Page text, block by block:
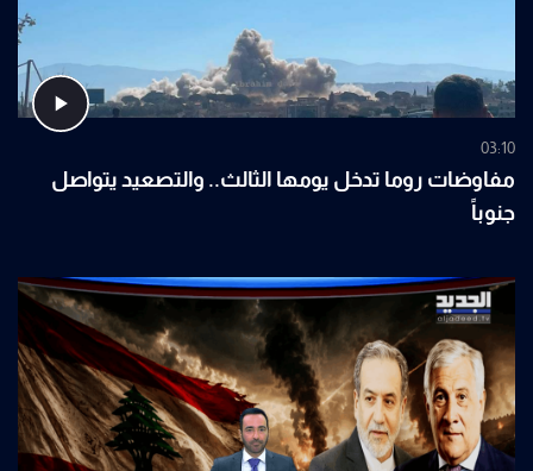
03:10
مفاوضات روما تدخل يومها الثالث.. والتصعيد يتواصل
جنوباً